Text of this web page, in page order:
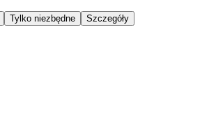
Tylko niezbędne Szczegóły